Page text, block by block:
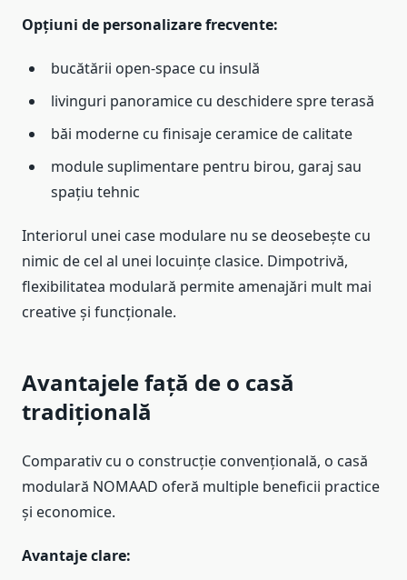
Opțiuni de personalizare frecvente:
bucătării open-space cu insulă
livinguri panoramice cu deschidere spre terasă
băi moderne cu finisaje ceramice de calitate
module suplimentare pentru birou, garaj sau
spațiu tehnic
Interiorul unei case modulare nu se deosebește cu
nimic de cel al unei locuințe clasice. Dimpotrivă,
flexibilitatea modulară permite amenajări mult mai
creative și funcționale.
Avantajele față de o casă
tradițională
Comparativ cu o construcție convențională, o casă
modulară NOMAAD oferă multiple beneficii practice
și economice.
Avantaje clare: